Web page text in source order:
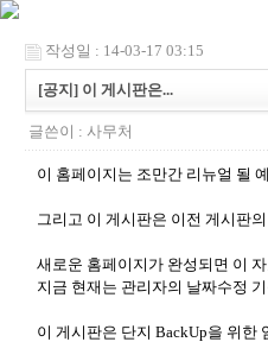
작성일 : 14-03-17 03:15
[공지] 이 게시판은...
글쓴이 : 사무처
이 홈페이지는 조만간 리뉴얼 될
그리고 이 게시판은 이전 게시판
새로운 홈페이지가 완성되면 이
지금 현재는 관리자의 날짜수정
이 게시판은 단지 BackUp을 위한